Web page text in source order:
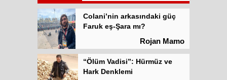
Colani’nin arkasındaki güç
Faruk eş-Şara mı?
Rojan Mamo
“Ölüm Vadisi”: Hürmüz ve
Hark Denklemi